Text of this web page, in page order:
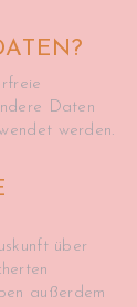
Daten
werden.
über
außerdem